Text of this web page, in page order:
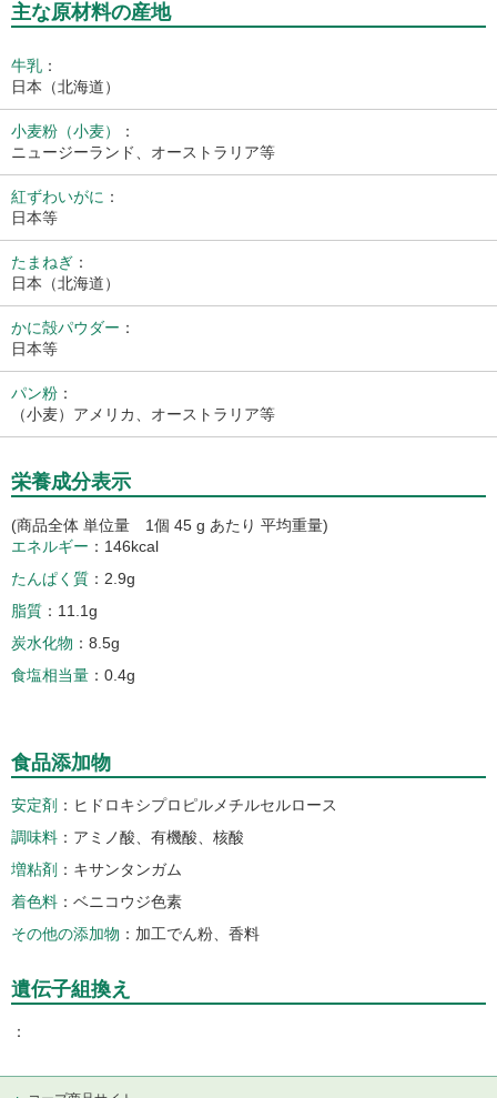
主な原材料の産地
牛乳 ：
日本（北海道）
小麦粉（小麦）
：
ニュージーランド、オーストラリア等
紅ずわいがに ：
日本等
たまねぎ ：
日本（北海道）
かに殻パウダー ：
日本等
パン粉 ：
（小麦）アメリカ、オーストラリア等
栄養成分表示
(商品全体 単位量 1個 45 g あたり 平均重量)
エネルギー
146kcal
たんぱく質
2.9g
脂質
11.1g
炭水化物
8.5g
食塩相当量
0.4g
食品添加物
安定剤
ヒドロキシプロピルメチルセルロース
調味料
アミノ酸、有機酸、核酸
増粘剤
キサンタンガム
着色料
ベニコウジ色素
その他の添加物
加工でん粉、香料
遺伝子組換え